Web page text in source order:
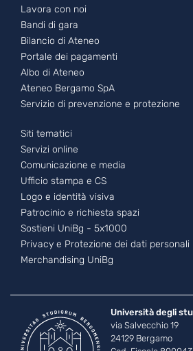
Lavora con noi
Bandi di gara
Bilancio di Ateneo
Portale dei pagamenti
Albo di Ateneo
Ateneo Bergamo SpA
Servizio di prevenzione e protezione
Footer - 3
Siti tematici
Servizi online
Comunicazione e media
Ufficio stampa e CS
Logo e identità visiva
Patrocinio e richiesta spazi
Sostieni UniBg - 5x1000
Privacy e Protezione dei dati personali
Merchandising UniBg
Università degli
via Salvecchio 19
24129 Bergamo